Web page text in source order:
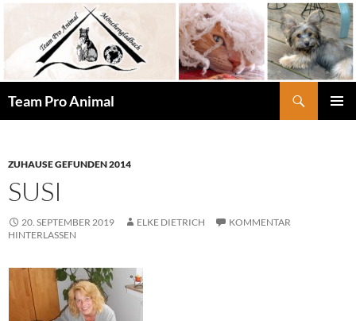
springen
Team Pro Animal
ZUHAUSE GEFUNDEN 2014
SUSI
20. SEPTEMBER 2019 ELKE DIETRICH
KOMMENTAR
HINTERLASSEN